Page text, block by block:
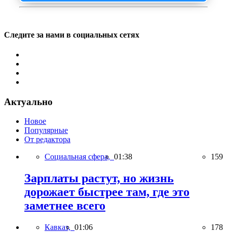
Следите за нами в социальных сетях
Актуально
Новое
Популярные
От редактора
Социальная сфера, 01:38 159
Зарплаты растут, но жизнь
дорожает быстрее там, где это
заметнее всего
Кавказ, 01:06 178